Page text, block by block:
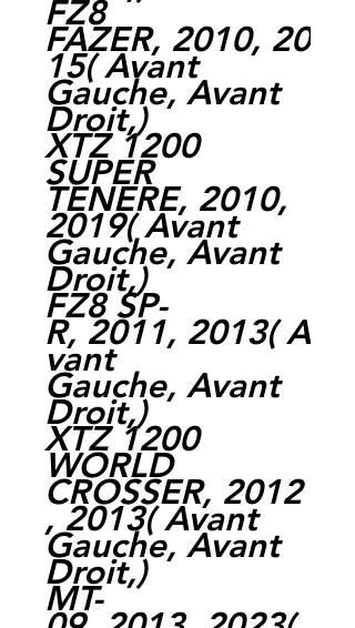
FZ8
FAZER, 2010, 20
15( Avant
Gauche, Avant
Droit,)
XTZ 1200
SUPER
TENERE, 2010,
2019( Avant
Gauche, Avant
Droit,)
FZ8 SP-
R, 2011, 2013( A
vant
Gauche, Avant
Droit,)
XTZ 1200
WORLD
CROSSER, 2012
, 2013( Avant
Gauche, Avant
Droit,)
MT-